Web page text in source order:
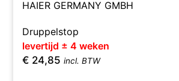
HAIER GERMANY GMBH
Druppelstop
levertijd ± 4 weken
€ 24,85 incl. BTW